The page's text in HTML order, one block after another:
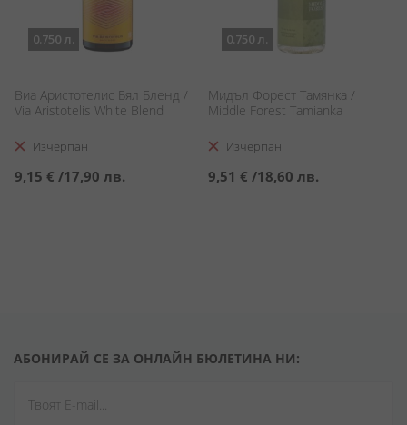
0.750 л.
Виа Аристотелис Бял Бленд /
Via Aristotelis White Blend
Изчерпан
9,15 € /17,90 лв.
0.750 л.
Мидъл Форест Тамянка /
Middle Forest Tamianka
Изчерпан
9,51 € /18,60 лв.
АБОНИРАЙ СЕ ЗА ОНЛАЙН БЮЛЕТИНА НИ: